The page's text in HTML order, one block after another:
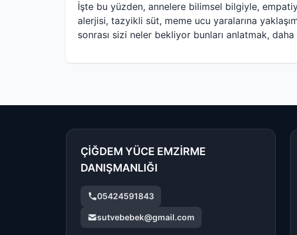
İşte bu yüzden, annelere bilimsel bilgiyle,
alerjisi, tazyikli süt, meme ucu yaralarına
sonrası sizi neler bekliyor bunları anlatmak,
ÇİĞDEM YÜCE EMZİRME
DANIŞMANLIĞI
05424591843
sutvebebek@gmail.com